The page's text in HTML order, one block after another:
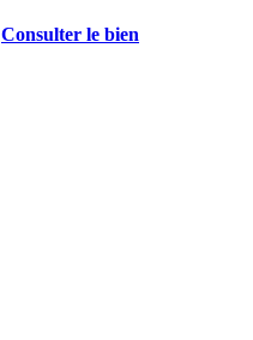
Consulter le bien